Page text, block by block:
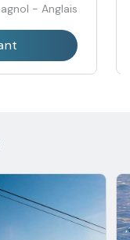
- Anglais